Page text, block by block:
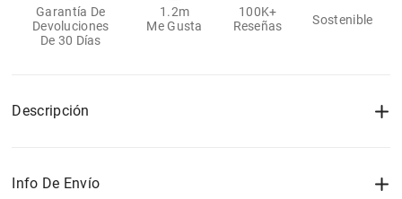
Garantía De
Devoluciones
De 30 Días
1.2m
Me Gusta
100K+
Reseñas
Sostenible
Descripción
Info De Envío